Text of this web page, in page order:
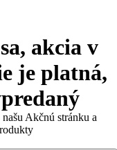
akcia v
je platná,
Akčnú stránku a